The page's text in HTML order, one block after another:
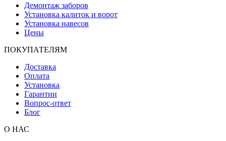
Демонтаж заборов
Установка калиток и ворот
Установка навесов
Цены
ПОКУПАТЕЛЯМ
Доставка
Оплата
Установка
Гарантии
Вопрос-ответ
Блог
О НАС